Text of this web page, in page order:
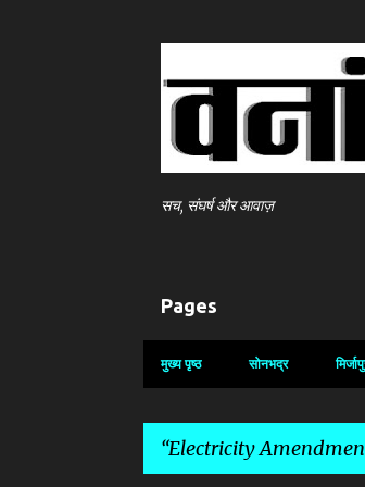
सच, संघर्ष और आवाज़
Pages
मुख्य पृष्ठ सोनभद्र
Electricity